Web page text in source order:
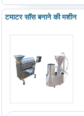
टमाटर सॉस बनाने की मशीन